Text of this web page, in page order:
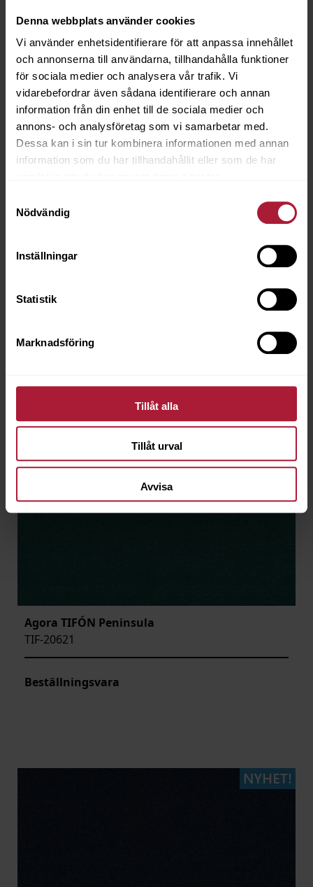
Denna webbplats använder cookies
Vi använder enhetsidentifierare för att anpassa innehållet
och annonserna till användarna, tillhandahålla funktioner
för sociala medier och analysera vår trafik. Vi
vidarebefordrar även sådana identifierare och annan
information från din enhet till de sociala medier och
annons- och analysföretag som vi samarbetar med.
Dessa kan i sin tur kombinera informationen med annan
information som du har tillhandahållit eller som de har
Nödvändig
Inställningar
Statistik
Marknadsföring
Tillåt alla
Tillåt urval
Avvisa
Agora TIFÓN Peninsula
TIF-20621
Beställningsvara